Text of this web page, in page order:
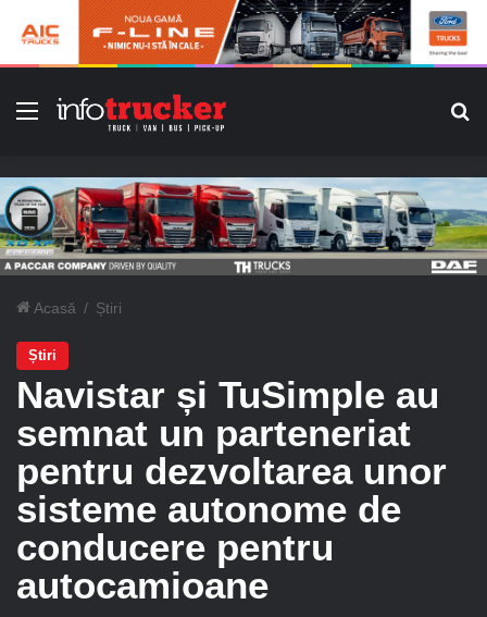
Meniu
Acasă / Știri
Știri
Navistar și TuSimple au
semnat un parteneriat
pentru dezvoltarea unor
sisteme autonome de
conducere pentru
autocamioane